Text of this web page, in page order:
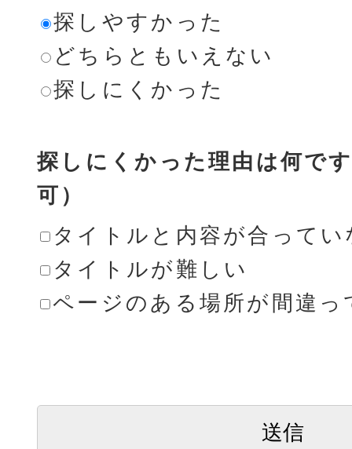
探しやすかった
どちらともいえない
探しにくかった
探しにくかった理由は何で
可）
タイトルと内容が合ってい
タイトルが難しい
ページのある場所が間違っ